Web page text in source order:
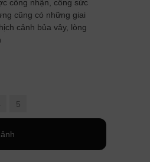
công nhận, công sức
cũng có những giai
cảnh bủa vây, lòng
5